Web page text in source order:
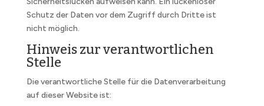
Schutz der Daten vor dem Zugriff durch Dritte ist
nicht möglich.
Hinweis zur verantwortlichen
Stelle
Die verantwortliche Stelle für die Datenverarbeitung
auf dieser Website ist: